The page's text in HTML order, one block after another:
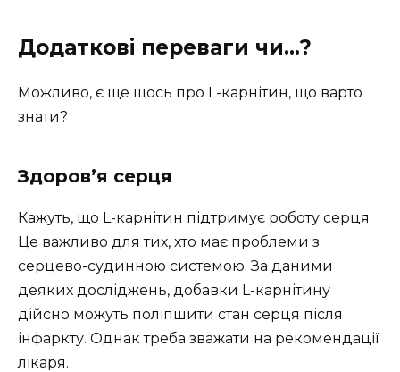
Додаткові переваги чи…?
Можливо, є ще щось про L-карнітин, що варто
знати?
Здоров’я серця
Кажуть, що L-карнітин підтримує роботу серця.
Це важливо для тих, хто має проблеми з
серцево-судинною системою. За даними
деяких досліджень, добавки L-карнітину
дійсно можуть поліпшити стан серця після
інфаркту. Однак треба зважати на рекомендації
лікаря.